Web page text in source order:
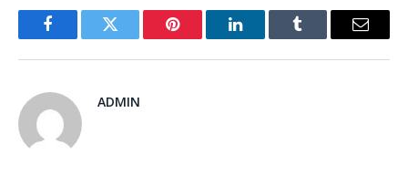
FacebookTwitter Pinterest LinkedInTumblr Email
ADMIN